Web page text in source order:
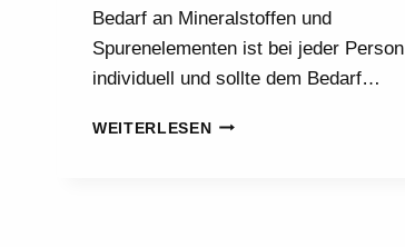
Bedarf an Mineralstoffen und
Spurenelementen ist bei jeder Person
individuell und sollte dem Bedarf…
WEITERLESENDIE